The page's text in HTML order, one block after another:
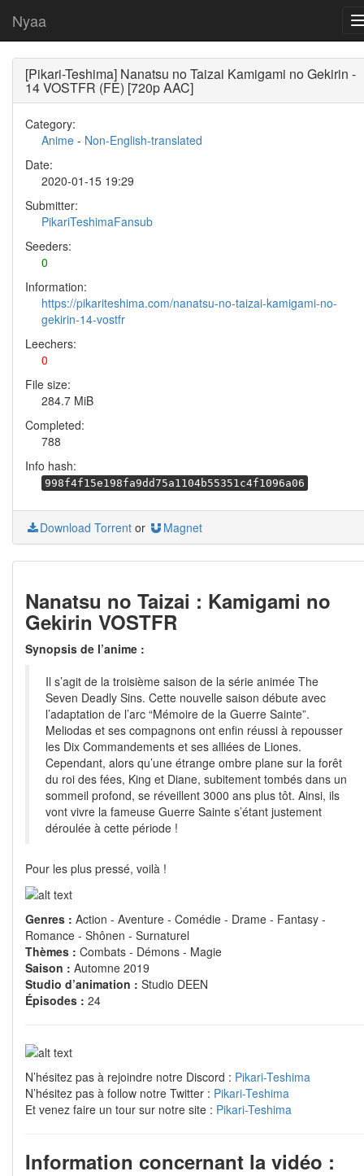
Nyaa
[Pikari-Teshima] Nanatsu no Taizai Kamigami no Gekirin -
14 VOSTFR (FE) [720p AAC]
Category:
Anime - Non-English-translated
Date:
2020-01-15 19:29
Submitter:
PikariTeshimaFansub
Seeders:
0
Information:
https://pikariteshima.com/nanatsu-no-taizai-kamigami-no-
gekirin-14-vostfr
Leechers:
0
File size:
284.7 MiB
Completed:
788
Info hash:
998f4f15e198fa9dd75a1104b55351c4f1096a06
Download Torrent or Magnet
Nanatsu no Taizai : Kamigami no
Gekirin VOSTFR
Synopsis de l’anime :
Il s’agit de la troisième saison de la série animée The
Seven Deadly Sins. Cette nouvelle saison débute avec
l’adaptation de l’arc “Mémoire de la Guerre Sainte”.
Meliodas et ses compagnons ont enfin réussi à repousser
les Dix Commandements et ses alliées de Liones.
Cependant, alors qu’une étrange ombre plane sur la forêt
du roi des fées, King et Diane, subitement tombés dans un
sommeil profond, se réveillent 3000 ans plus tôt. Ainsi, ils
vont vivre la fameuse Guerre Sainte s’étant justement
déroulée à cette période !
Pour les plus pressé, voilà !
Genres : Action - Aventure - Comédie - Drame - Fantasy -
Romance - Shônen - Surnaturel
Thèmes : Combats - Démons - Magie
Saison : Automne 2019
Studio d’animation : Studio DEEN
Épisodes : 24
N’hésitez pas à rejoindre notre Discord : Pikari-Teshima
N’hésitez pas à follow notre Twitter : Pikari-Teshima
Et venez faire un tour sur notre site : Pikari-Teshima
Information concernant la vidéo :